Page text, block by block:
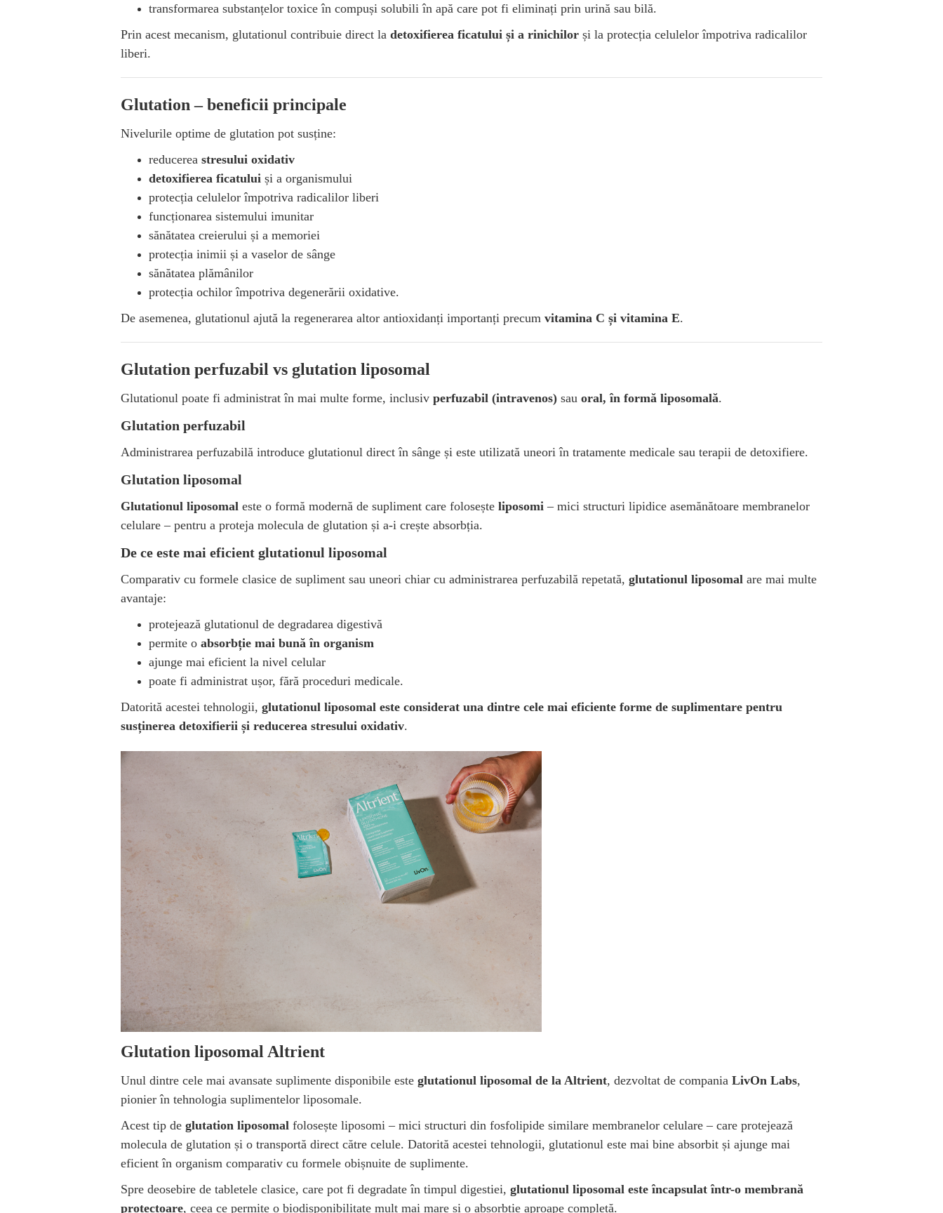
transformarea substanțelor toxice în compuși solubili în apă care pot fi eliminați prin urină sau bilă.
Prin acest mecanism, glutationul contribuie direct la detoxifierea ficatului și a rinichilor și la protecția celulelor împotriva radicalilor
liberi.
Glutation – beneficii principale
Nivelurile optime de glutation pot susține:
reducerea stresului oxidativ
detoxifierea ficatului și a organismului
protecția celulelor împotriva radicalilor liberi
funcționarea sistemului imunitar
sănătatea creierului și a memoriei
protecția inimii și a vaselor de sânge
sănătatea plămânilor
protecția ochilor împotriva degenerării oxidative.
De asemenea, glutationul ajută la regenerarea altor antioxidanți importanți precum vitamina C și vitamina E.
Glutation perfuzabil vs glutation liposomal
Glutationul poate fi administrat în mai multe forme, inclusiv perfuzabil (intravenos) sau oral, în formă liposomală.
Glutation perfuzabil
Administrarea perfuzabilă introduce glutationul direct în sânge și este utilizată uneori în tratamente medicale sau terapii de detoxifiere.
Glutation liposomal
Glutationul liposomal este o formă modernă de supliment care folosește liposomi – mici structuri lipidice asemănătoare membranelor
celulare – pentru a proteja molecula de glutation și a-i crește absorbția.
De ce este mai eficient glutationul liposomal
Comparativ cu formele clasice de supliment sau uneori chiar cu administrarea perfuzabilă repetată, glutationul liposomal are mai multe
avantaje:
protejează glutationul de degradarea digestivă
permite o absorbție mai bună în organism
ajunge mai eficient la nivel celular
poate fi administrat ușor, fără proceduri medicale.
Datorită acestei tehnologii, glutationul liposomal este considerat una dintre cele mai eficiente forme de suplimentare pentru
susținerea detoxifierii și reducerea stresului oxidativ.
Glutation liposomal Altrient
Unul dintre cele mai avansate suplimente disponibile este glutationul liposomal de la Altrient, dezvoltat de compania LivOn Labs,
pionier în tehnologia suplimentelor liposomale.
Acest tip de glutation liposomal folosește liposomi – mici structuri din fosfolipide similare membranelor celulare – care protejează
molecula de glutation și o transportă direct către celule. Datorită acestei tehnologii, glutationul este mai bine absorbit și ajunge mai
eficient în organism comparativ cu formele obișnuite de suplimente.
Spre deosebire de tabletele clasice, care pot fi degradate în timpul digestiei, glutationul liposomal este încapsulat într-o membrană
protectoare, ceea ce permite o biodisponibilitate mult mai mare și o absorbție aproape completă.